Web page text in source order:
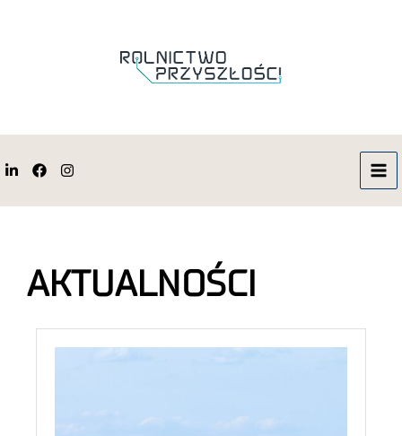
AKTUALNOŚCI